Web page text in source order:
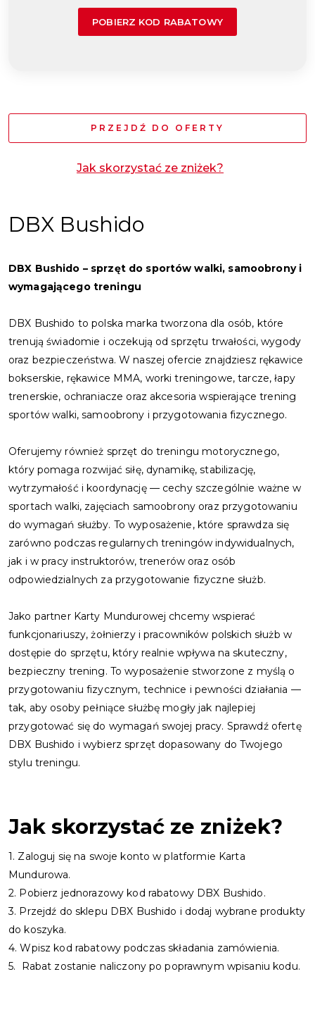
POBIERZ KOD RABATOWY
PRZEJDŹ DO OFERTY
Jak skorzystać ze zniżek?
DBX Bushido
DBX Bushido –sprzęt do sportów walki, samoobrony i
wymagającego treningu
DBX Bushido to polska marka tworzona dla osób, które
trenują świadomie i oczekują od sprzętu trwałości, wygody
oraz bezpieczeństwa. W naszej ofercie znajdziesz rękawice
bokserskie, rękawice MMA, worki treningowe, tarcze, łapy
trenerskie, ochraniacze oraz akcesoria wspierające trening
sportów walki, samoobrony i przygotowania fizycznego.
Oferujemy również sprzęt do treningu motorycznego,
który pomaga rozwijać siłę, dynamikę, stabilizację,
wytrzymałość i koordynację — cechy szczególnie ważne w
sportach walki, zajęciach samoobrony oraz przygotowaniu
do wymagań służby. To wyposażenie, które sprawdza się
zarówno podczas regularnych treningów indywidualnych,
jak i w pracy instruktorów, trenerów oraz osób
odpowiedzialnych za przygotowanie fizyczne służb.
Jako partner Karty Mundurowej chcemy wspierać
funkcjonariuszy, żołnierzy i pracowników polskich służb w
dostępie do sprzętu, który realnie wpływa na skuteczny,
bezpieczny trening. To wyposażenie stworzone z myślą o
przygotowaniu fizycznym, technice i pewności działania —
tak, aby osoby pełniące służbę mogły jak najlepiej
przygotować się do wymagań swojej pracy. Sprawdź ofertę
DBX Bushido i wybierz sprzęt dopasowany do Twojego
stylu treningu.
Jak skorzystać ze zniżek?
1. Zaloguj się na swoje konto w platformie Karta
Mundurowa.
2. Pobierz jednorazowy kod rabatowy DBX Bushido.
3. Przejdź do sklepu DBX Bushido i dodaj wybrane produkty
do koszyka.
4. Wpisz kod rabatowy podczas składania zamówienia.
5. Rabat zostanie naliczony po poprawnym wpisaniu kodu.